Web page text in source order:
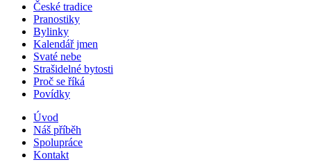
České tradice
Pranostiky
Bylinky
Kalendář jmen
Svaté nebe
Strašidelné bytosti
Proč se říká
Povídky
Úvod
Náš příběh
Spolupráce
Kontakt